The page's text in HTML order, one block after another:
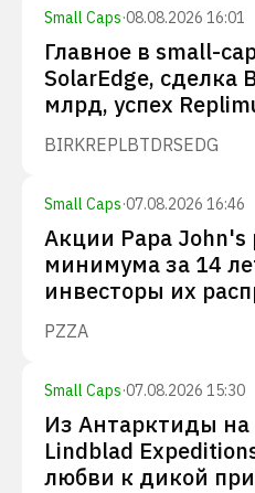
Small Caps·08.08.2026 16:01
Главное в small-
SolarEdge, сделка
млрд, успех
BIRKREPLBTDRSEDG
Small Caps·07.08.2026 16:46
Акции Papa John's
минимума за 14
инвесторы их
PZZA
Small Caps·07.08.2026 15:30
Из Антарктиды на
Lindblad
любви к дикой